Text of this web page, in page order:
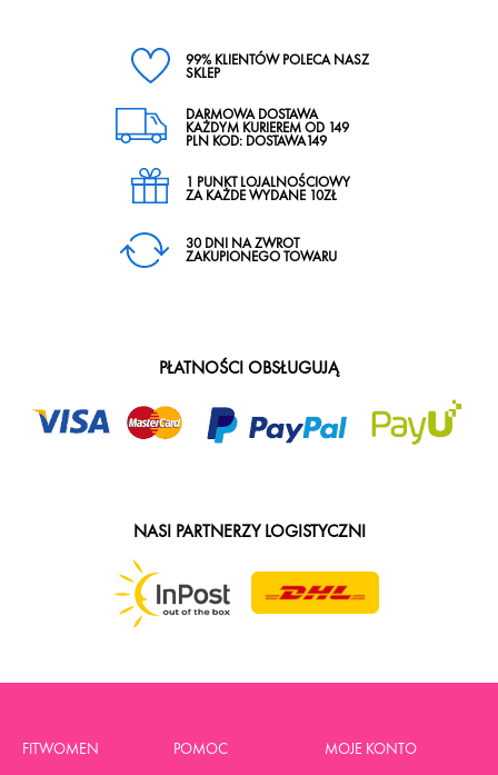
99% KLIENTÓW POLECA NASZ
SKLEP
DARMOWA DOSTAWA
KAŻDYM KURIEREM OD 149
PLN KOD: DOSTAWA149
1 PUNKT LOJALNOŚCIOWY
ZA KAŻDE WYDANE 10ZŁ
30 DNI NA ZWROT
ZAKUPIONEGO TOWARU
PŁATNOŚCI OBSŁUGUJĄ
NASI PARTNERZY LOGISTYCZNI
FITWOMEN POMOC MOJE KONTO